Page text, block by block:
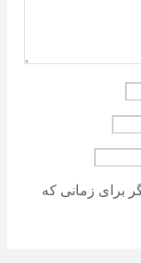
برای زمانی که